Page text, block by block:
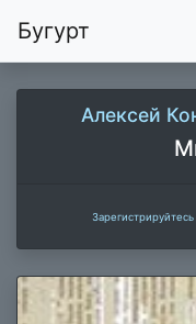
Бугурт
Алексей
Зарегистрируйтесь